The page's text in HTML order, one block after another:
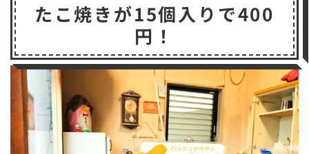
たこ焼きが15個入りで400
円！